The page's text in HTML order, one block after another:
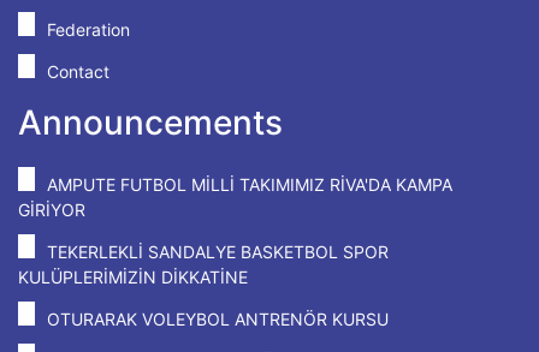
Federation
Contact
Announcements
AMPUTE FUTBOL MİLLİ TAKIMIMIZ RİVA'DA KAMPA
GİRİYOR
TEKERLEKLİ SANDALYE BASKETBOL SPOR
KULÜPLERİMİZİN DİKKATİNE
OTURARAK VOLEYBOL ANTRENÖR KURSU